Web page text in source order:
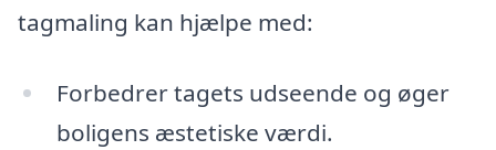
tagmaling kan hjælpe med:
Forbedrer tagets udseende og øger
boligens æstetiske værdi.